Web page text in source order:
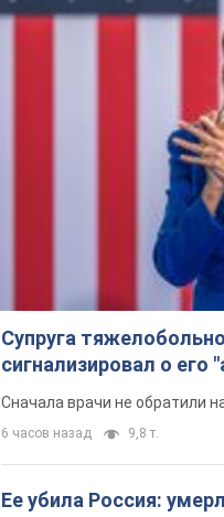
Супруга
сигнализировал о его
Сначала врачи не обратили
6 часов назад 9,8 т.
Ее убила Россия: